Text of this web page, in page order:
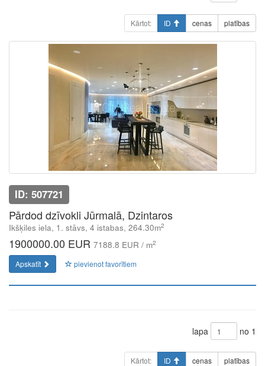
Kārtot: ID cenas platības
ID: 507721
Pārdod dzīvokli Jūrmalā, Dzintaros
Ikšķiles iela, 1. stāvs, 4 istabas, 264.30m2
1900000.00 EUR 7188.8 EUR / m2
Apskatīt pievienot favorītiem
lapa no 1
Kārtot: ID cenas platības